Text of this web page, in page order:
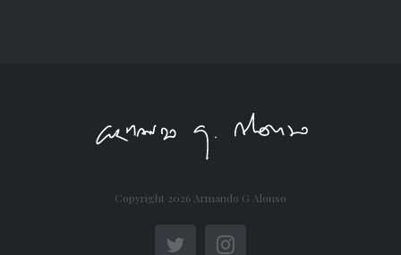
Copyright 2026 Armando G Alonso
TwitterInstagram